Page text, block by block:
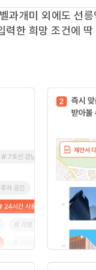
과개미 외에도 선릉
한 희망 조건에